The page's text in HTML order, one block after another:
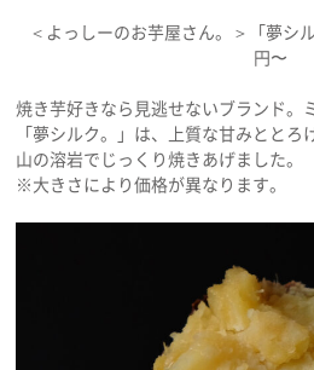
＜よっしーのお芋屋さん。＞「夢シ
円〜
焼き芋好きなら見逃せないブランド。
「夢シルク。」は、上質な甘みとと
山の溶岩でじっくり焼きあげました。
※大きさにより価格が異なります。